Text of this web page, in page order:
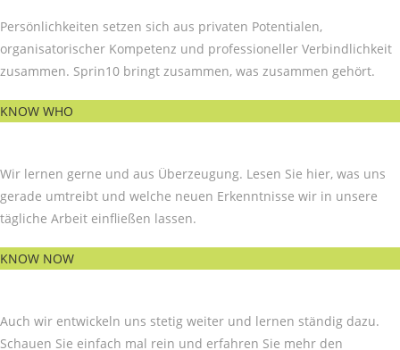
Persönlichkeiten setzen sich aus privaten Potentialen,
organisatorischer Kompetenz und professioneller Verbindlichkeit
zusammen. Sprin10 bringt zusammen, was zusammen gehört.
KNOW WHO
Wir lernen gerne und aus Überzeugung. Lesen Sie hier, was uns
gerade umtreibt und welche neuen Erkenntnisse wir in unsere
tägliche Arbeit einfließen lassen.
​KNOW NOW
Auch wir entwickeln uns stetig weiter und lernen ständig dazu.
Schauen Sie einfach mal rein und erfahren Sie mehr den